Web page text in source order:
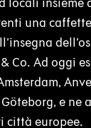
una
Co. Ad oggi
e ne
città europee.